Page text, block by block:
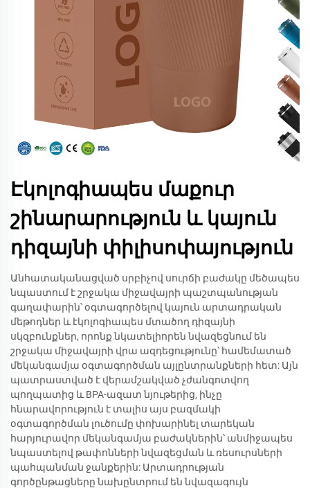
Էկոլոգիապես մաքուր
շինարարություն և կայուն
դիզայնի փիլիսոփայություն
Անհատականացված սրբիչով սուրճի բաժակը մեծապես
նպաստում է շրջակա միջավայրի պաշտպանության
գաղափարին՝ օգտագործելով կայուն արտադրական
մեթոդներ և էկոլոգիապես մտածող դիզայնի
սկզբունքներ, որոնք նկատելիորեն նվազեցնում են
շրջակա միջավայրի վրա ազդեցությունը՝ համեմատած
մեկանգամյա օգտագործման այլընտրանքների հետ: Այն
պատրաստված է վերամշակված չժանգոտվող
պողպատից և BPA-ազատ նյութերից, ինչը
հնարավորություն է տալիս այս բազմակի
օգտագործման լուծումը փոխարինել տարեկան
հարյուրավոր մեկանգամյա բաժակներին՝ անմիջապես
նպաստելով թափոնների նվազեցման և ռեսուրսների
պահպանման ջանքերին: Արտադրության
գործընթացները նախընտրում են նվազագույն